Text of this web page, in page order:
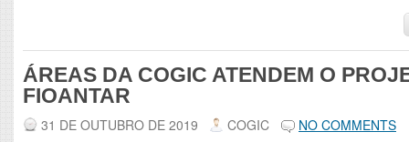
ÁREAS DA COGIC ATENDEM O
FIOANTAR
31 DE OUTUBRO DE 2019 COGIC NO COMMENTS